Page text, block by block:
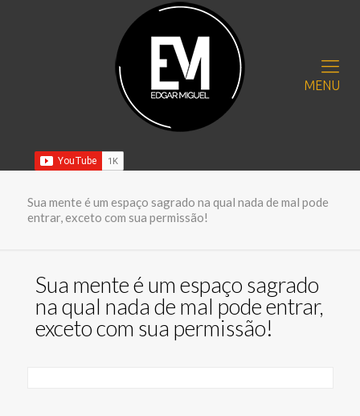
MENU
Sua mente é um espaço sagrado na qual nada de mal pode
entrar, exceto com sua permissão!
Sua mente é um espaço sagrado
na qual nada de mal pode entrar,
exceto com sua permissão!